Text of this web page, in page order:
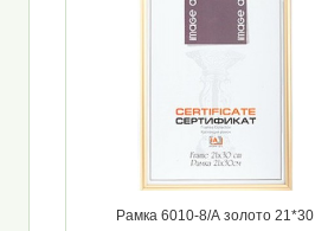
Рамка 6010-8/А золото 21*30